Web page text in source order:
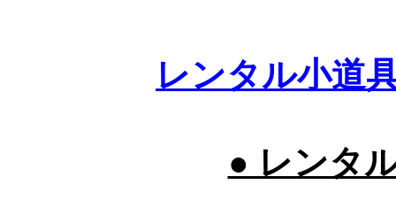
レンタル小道
● レンタ